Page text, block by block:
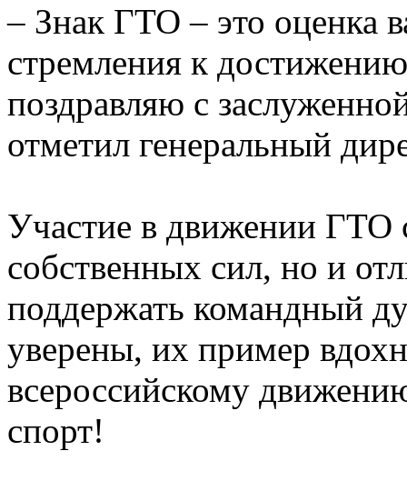
– Знак ГТО – это оценка
стремления к
поздравляю с
отметил генеральный
Участие в движении ГТО
собственных сил, но и
поддержать командный
уверены, их пример
всероссийскому
спорт!